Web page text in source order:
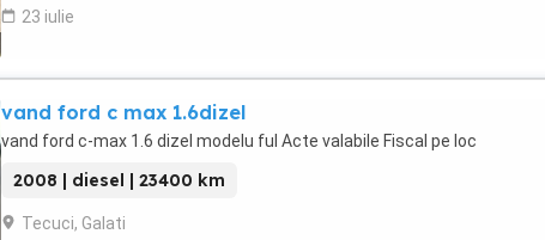
23 iulie
vand ford c max 1.6dizel
vand ford c-max 1.6 dizel modelu ful Acte valabile Fiscal pe loc
2008 | diesel | 23400 km
Tecuci, Galati